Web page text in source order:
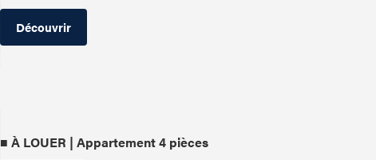
Découvrir
■ À LOUER | Appartement 4 pièces